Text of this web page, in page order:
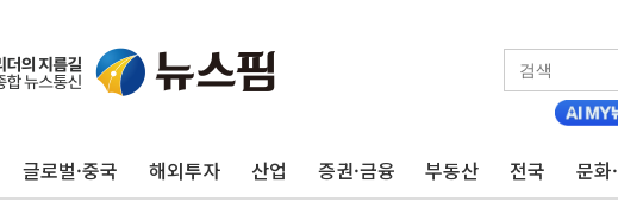
글로벌·중국 해외투자 산업 증권·금융 부동산 전국 문화
깊이가 다른 글로벌 투자 정보 GAM - 맛보기편 (8/6)
원포유, 그린비파트너스 흡수합병…비대면 영상서비스
김민석 측 "'레버리지 ETF 도입 김 총리 지시'는 가짜뉴
앤스로픽도 AI칩 직접 만든다…삼성전자 2나노 수주 '촉